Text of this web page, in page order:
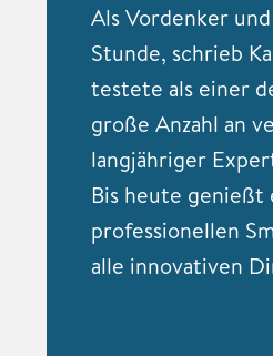
Als Vordenker
Stunde, schrieb
testete als einer
große Anzahl an
langjähriger
Bis heute genießt
professionellen
alle innovativen